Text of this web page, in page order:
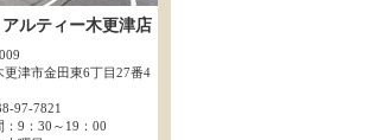
ルティー木更津店
更津市金田東6丁目27番4
97-7821
：9：30～19：00